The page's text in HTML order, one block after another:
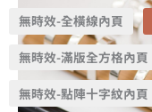
無時效-全橫線內頁
無時效-滿版全方格內頁
無時效-點陣十字紋內頁